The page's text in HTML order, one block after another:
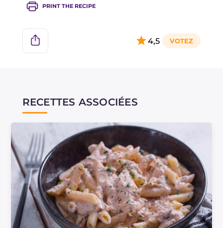
PRINT THE RECIPE
4,5
RECETTES ASSOCIÉES